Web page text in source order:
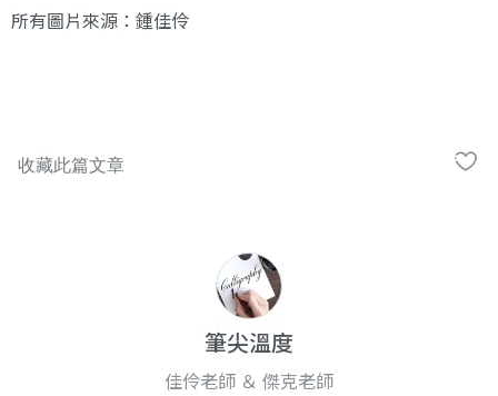
所有圖片來源：鍾佳伶
筆尖溫度
佳伶老師 ＆ 傑克老師